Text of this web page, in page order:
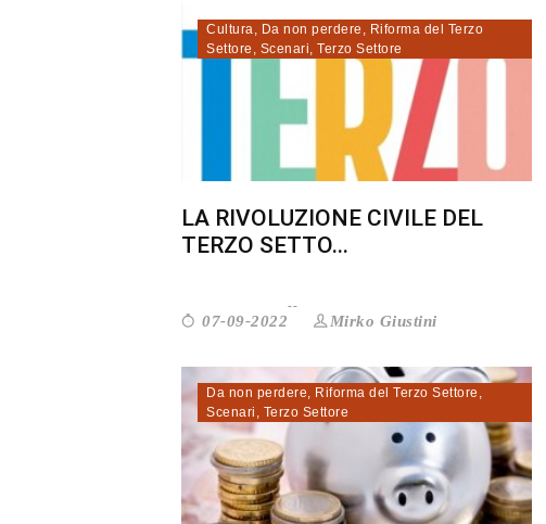
Cultura, Da non perdere , Riforma del Terzo
Settore , Scenari, Terzo Settore
LA RIVOLUZIONE CIVILE DEL
TERZO SETTO...
07-09-2022 Mirko Giustini
Da non perdere, Riforma del Terzo Settore ,
Scenari , Terzo Settore